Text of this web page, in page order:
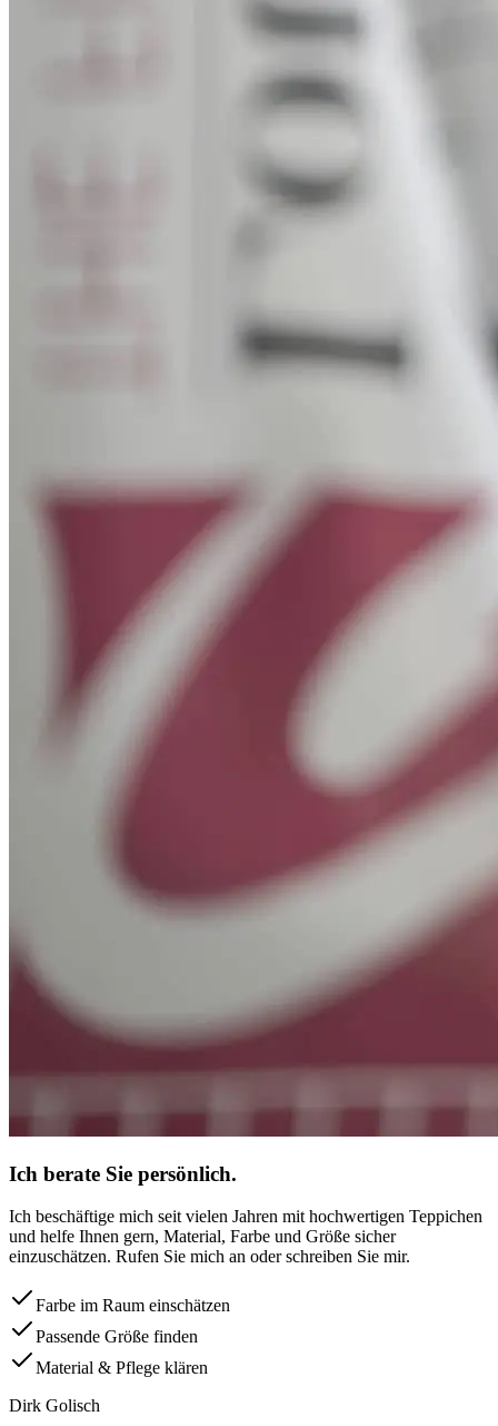
Ich berate Sie persönlich.
Ich beschäftige mich seit vielen Jahren mit hochwertigen Teppichen
und helfe Ihnen gern, Material, Farbe und Größe sicher
einzuschätzen. Rufen Sie mich an oder schreiben Sie mir.
Farbe im Raum einschätzen
Passende Größe finden
Material & Pflege klären
Dirk Golisch